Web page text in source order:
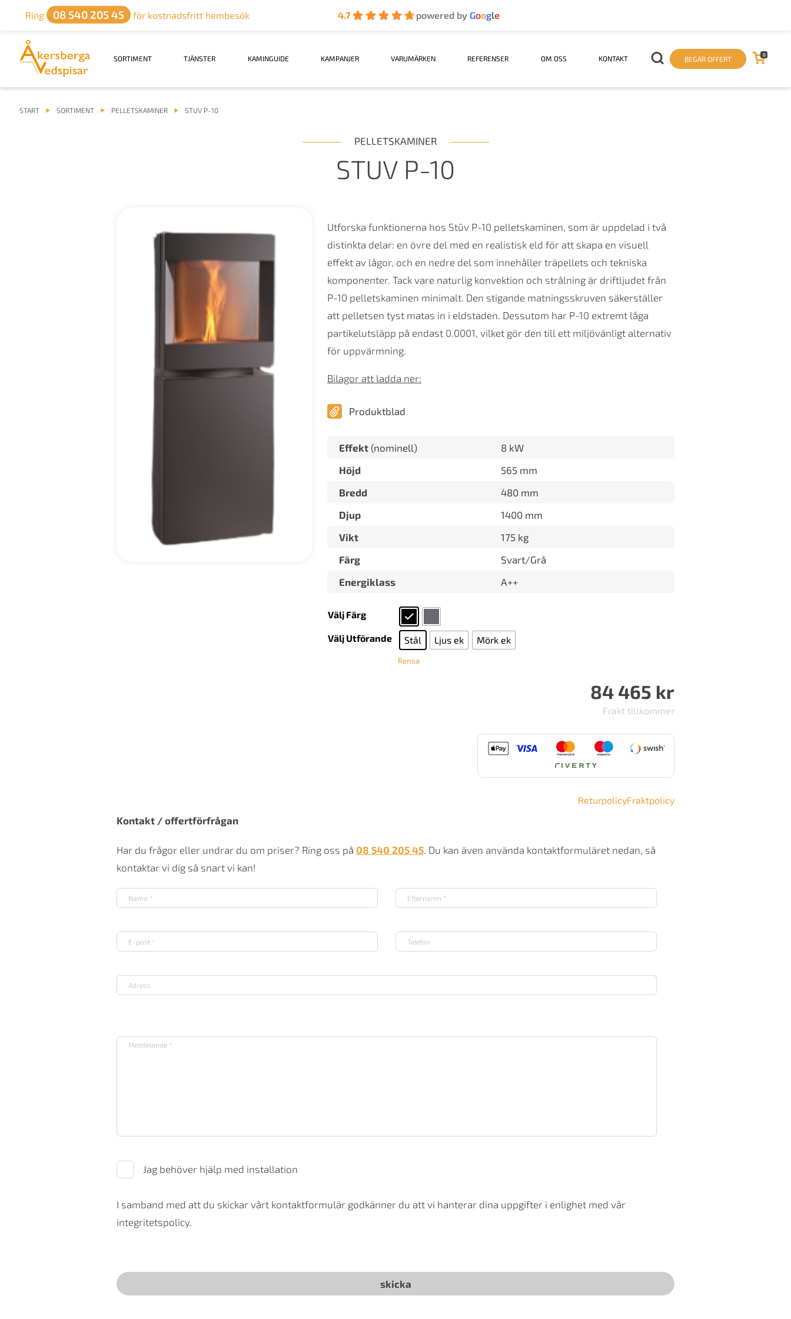
Ring 08 540 205 45 för kostnadsfritt hembesök 4.7 powered byGoogle
SORTIMENT TJÄNSTER KAMINGUIDE KAMPANJER VARUMÄRKEN REFERENSER OM OSS KONTAKT BEGÄR OFFERT 0
START SORTIMENT PELLETSKAMINER STUV P-10
PELLETSKAMINER
STUV P-10
Utforska funktionerna hos Stûv P-10 pelletskaminen, som är uppdelad i två
distinkta delar: en övre del med en realistisk eld för att skapa en visuell
effekt av lågor, och en nedre del som innehåller träpellets och tekniska
komponenter. Tack vare naturlig konvektion och strålning är driftljudet från
P-10 pelletskaminen minimalt. Den stigande matningsskruven säkerställer
att pelletsen tyst matas in i eldstaden. Dessutom har P-10 extremt låga
partikelutsläpp på endast 0.0001, vilket gör den till ett miljövänligt alternativ
för uppvärmning.
Bilagor att ladda ner:
Produktblad
Effekt (nominell)
8 kW
Höjd
565 mm
Bredd
480 mm
Djup
1400 mm
Vikt
175 kg
Färg
Svart/Grå
Energiklass
A++
Välj Färg
Välj Utförande Stål Ljus ek Mörk ek
Rensa
84 465 kr
Frakt tillkommer
ReturpolicyFraktpolicy
Kontakt / offertförfrågan
Har du frågor eller undrar du om priser? Ring oss på 08 540 205 45. Du kan även använda kontaktformuläret nedan, så
kontaktar vi dig så snart vi kan!
Jag behöver hjälp med installation
I samband med att du skickar vårt kontaktformulär godkänner du att vi hanterar dina uppgifter i enlighet med vår
integritetspolicy.